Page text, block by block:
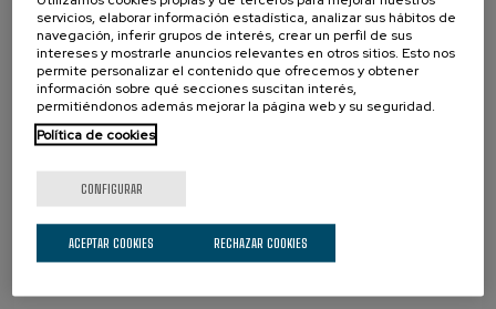
SOCIOS
servicios, elaborar información estadística, analizar sus hábitos de
navegación, inferir grupos de interés, crear un perfil de sus
intereses y mostrarle anuncios relevantes en otros sitios. Esto nos
permite personalizar el contenido que ofrecemos y obtener
información sobre qué secciones suscitan interés,
permitiéndonos además mejorar la página web y su seguridad.
Política de cookies
CONFIGURAR
RECHAZAR COOKIES
ACEPTAR COOKIES